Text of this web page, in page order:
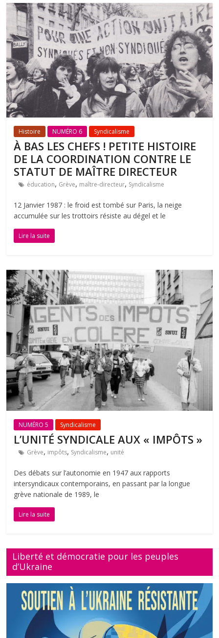
Histoire NUMÉRO 6 Syndicalisme
À BAS LES CHEFS ! PETITE HISTOIRE
DE LA COORDINATION CONTRE LE
STATUT DE MAÎTRE DIRECTEUR
éducation, Grève, maître-directeur, Syndicalisme
12 Janvier 1987 : le froid est tombé sur Paris, la neige
accumulée sur les trottoirs résiste au dégel et le
Lire la suite
NUMÉRO 5 Syndicalisme
L’UNITÉ SYNDICALE AUX « IMPÔTS »
Grève, impôts, Syndicalisme, unité
Des débats sur l’autonomie en 1947 aux rapports
intersyndicaux contemporains, en passant par la longue
grève nationale de 1989, le
Lire la suite
Liberté et démocratie pour les peuples
d’Ukraine